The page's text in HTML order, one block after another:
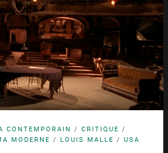
CONTEMPORAIN / CRITIQUE /
MODERNE / LOUIS MALLE / USA